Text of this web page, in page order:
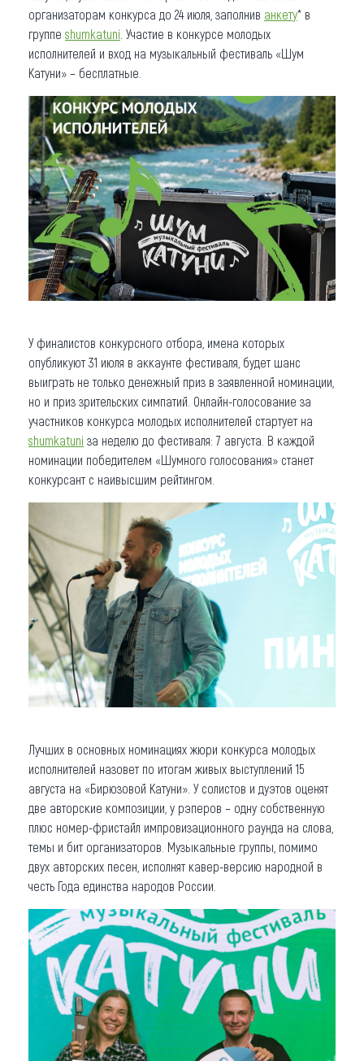
организаторам конкурса до 24 июля, заполнив анкету* в
группе shumkatuni . Участие в конкурсе молодых
исполнителей и вход на музыкальный фестиваль «Шум
Катуни» – бесплатные.
У финалистов конкурсного отбора, имена которых
опубликуют 31 июля в аккаунте фестиваля, будет шанс
выиграть не только денежный приз в заявленной номинации,
но и приз зрительских симпатий. Онлайн-голосование за
участников конкурса молодых исполнителей стартует на
shumkatuni за неделю до фестиваля: 7 августа. В каждой
номинации победителем «Шумного голосования» станет
конкурсант с наивысшим рейтингом.
Лучших в основных номинациях жюри конкурса молодых
исполнителей назовет по итогам живых выступлений 15
августа на «Бирюзовой Катуни». У солистов и дуэтов оценят
две авторские композиции, у рэперов – одну собственную
плюс номер-фристайл импровизационного раунда на слова,
темы и бит организаторов. Музыкальные группы, помимо
двух авторских песен, исполнят кавер-версию народной в
честь Года единства народов России.